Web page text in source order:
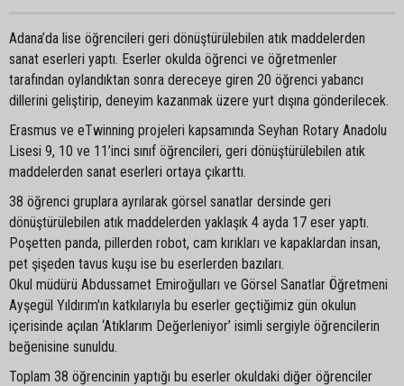
Adana’da lise öğrencileri geri dönüştürülebilen atık maddelerden
sanat eserleri yaptı. Eserler okulda öğrenci ve öğretmenler
tarafından oylandıktan sonra dereceye giren 20 öğrenci yabancı
dillerini geliştirip, deneyim kazanmak üzere yurt dışına gönderilecek.
Erasmus ve eTwinning projeleri kapsamında Seyhan Rotary Anadolu
Lisesi 9, 10 ve 11’inci sınıf öğrencileri, geri dönüştürülebilen atık
maddelerden sanat eserleri ortaya çıkarttı.
38 öğrenci gruplara ayrılarak görsel sanatlar dersinde geri
dönüştürülebilen atık maddelerden yaklaşık 4 ayda 17 eser yaptı.
Poşetten panda, pillerden robot, cam kırıkları ve kapaklardan insan,
pet şişeden tavus kuşu ise bu eserlerden bazıları.
Okul müdürü Abdussamet Emiroğulları ve Görsel Sanatlar Öğretmeni
Ayşegül Yıldırım'ın katkılarıyla bu eserler geçtiğimiz gün okulun
içerisinde açılan ‘Atıklarım Değerleniyor’ isimli sergiyle öğrencilerin
beğenisine sunuldu.
Toplam 38 öğrencinin yaptığı bu eserler okuldaki diğer öğrenciler